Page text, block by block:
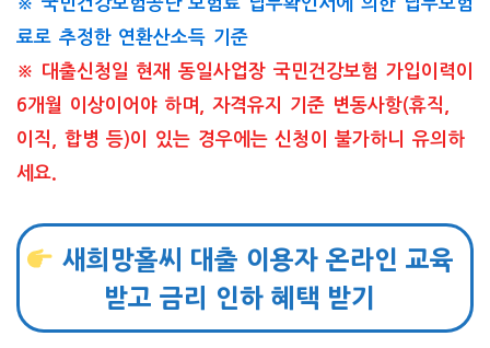
료로 추정한 연환산소득 기준
※ 대출신청일 현재 동일사업장 국민건강보험 가입이력이
6개월 이상이어야 하며, 자격유지 기준 변동사항(휴직,
이직, 합병 등)이 있는 경우에는 신청이 불가하니 유의하
세요.
새희망홀씨 대출 이용자 온라인 교육
받고 금리 인하 혜택 받기